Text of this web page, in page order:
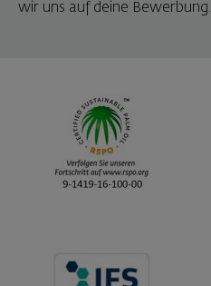
wir uns auf deine Bewerbung.